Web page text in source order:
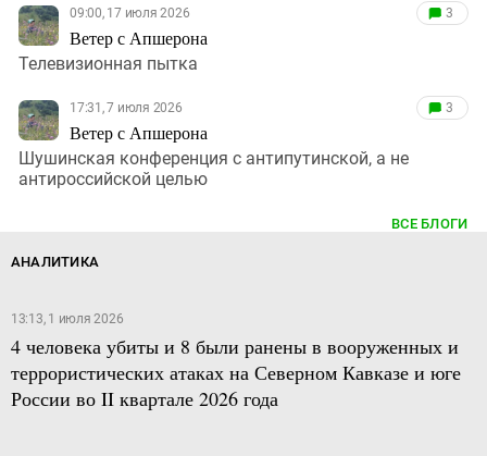
09:00, 17 июля 2026
Ветер с Апшерона
3
Телевизионная пытка
17:31, 7 июля 2026
Ветер с Апшерона
3
Шушинская конференция с антипутинской, а не
антироссийской целью
ВСЕ БЛОГИ
АНАЛИТИКА
13:13, 1 июля 2026
4 человека убиты и 8 были ранены в вооруженных и
террористических атаках на Северном Кавказе и юге
России во II квартале 2026 года